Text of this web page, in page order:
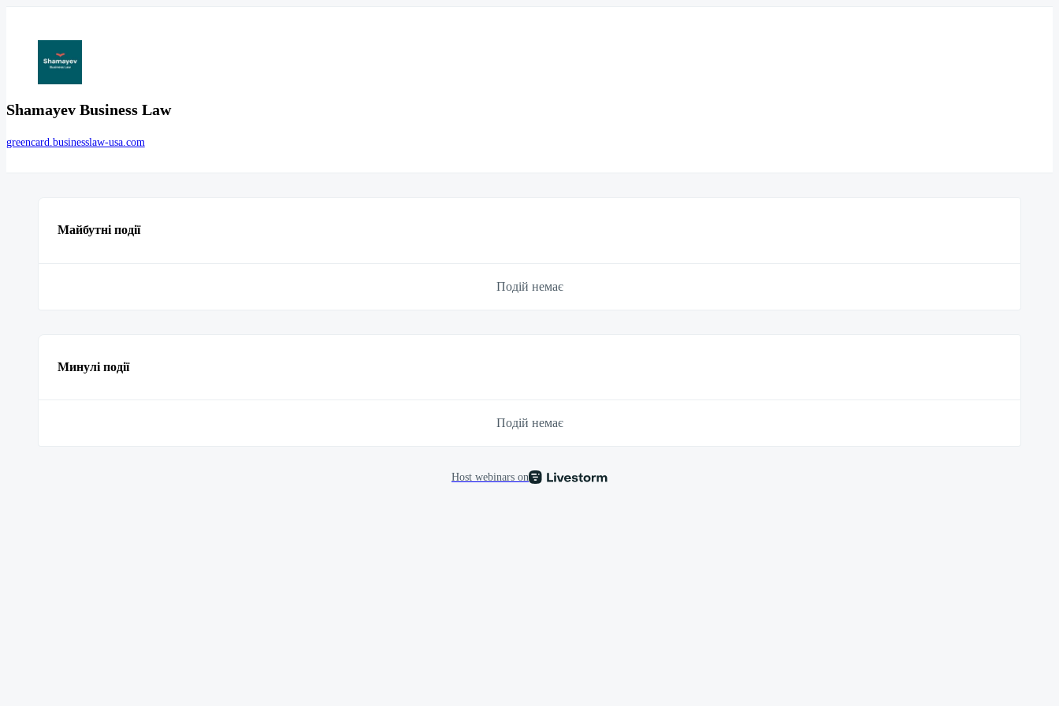
Shamayev Business Law
greencard.businesslaw-usa.com
Майбутні події
Подій немає
Минулі події
Подій немає
Host webinars on